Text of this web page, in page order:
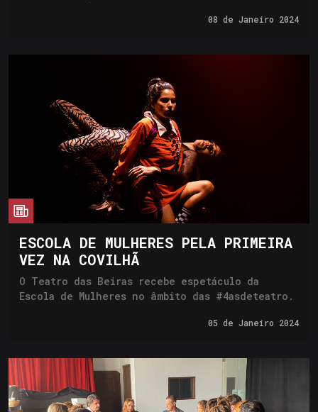
08 de Janeiro 2024
ESCOLA DE MULHERES PELA PRIMEIRA
VEZ NA COVILHÃ
O Teatro das Beiras recebe espetáculo da
Escola de Mulheres no âmbito das #4asdeteatro.
05 de Janeiro 2024